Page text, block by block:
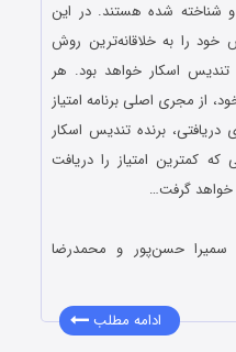
و شناخته‌ شده هستند. در این
خود را به خلاقانه‌ترین روش
اسکار خواهد بود. هر
از مجری اصلی برنامه امتیاز
دریافتی، برنده تندیس اسکار
کمترین امتیاز را دریافت
خواهد گرفت…
سمیرا حسن‌پور و محمدرضا
ادامه مطلب